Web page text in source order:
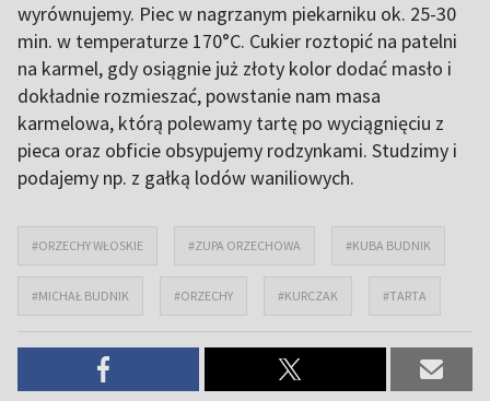
wyrównujemy. Piec w nagrzanym piekarniku ok. 25-30
min. w temperaturze 170°C. Cukier roztopić na patelni
na karmel, gdy osiągnie już złoty kolor dodać masło i
dokładnie rozmieszać, powstanie nam masa
karmelowa, którą polewamy tartę po wyciągnięciu z
pieca oraz obficie obsypujemy rodzynkami. Studzimy i
podajemy np. z gałką lodów waniliowych.
#ORZECHY WŁOSKIE #ZUPA ORZECHOWA #KUBA BUDNIK
#MICHAŁ BUDNIK #ORZECHY #KURCZAK #TARTA